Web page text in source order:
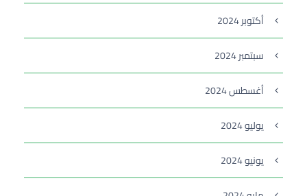
أكتوبر 2024
سبتمبر 2024
أغسطس 2024
يوليو 2024
يونيو 2024